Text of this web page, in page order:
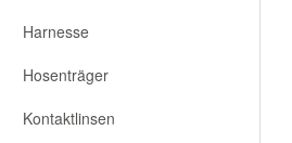
Harnesse
Hosenträger
Kontaktlinsen